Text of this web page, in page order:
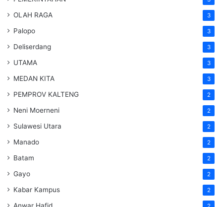
OLAH RAGA 3
Palopo 3
Deliserdang 3
UTAMA 3
MEDAN KITA 3
PEMPROV KALTENG 2
Neni Moerneni 2
Sulawesi Utara 2
Manado 2
Batam 2
Gayo 2
Kabar Kampus 2